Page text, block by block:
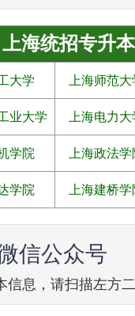
上海统招专升
大学 上海师范大
业大学 上海电力大
学院 上海政法学
学院 上海建桥学
信公众号
信息，请扫描左方